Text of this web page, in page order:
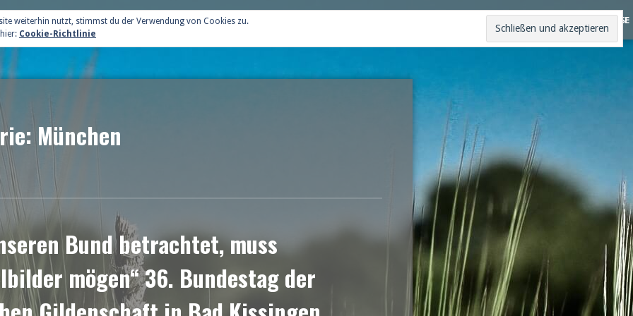
VERWEISE
München
Bund betrachtet, muss
mögen“ 36. Bundestag der
weiterhin nutzt, stimmst du der Verwendung von Cookies zu.
Cookie-Richtlinie